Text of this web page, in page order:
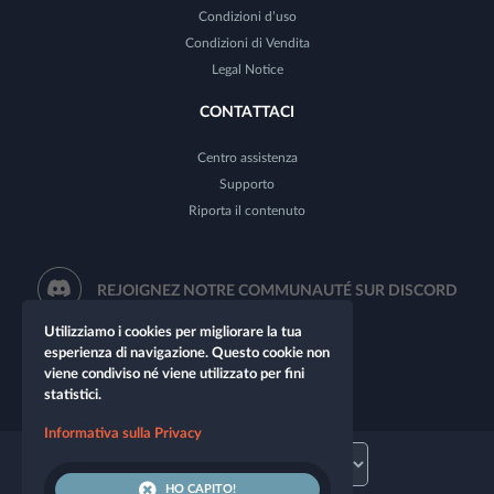
Condizioni d’uso
Condizioni di Vendita
Legal Notice
CONTATTACI
Centro assistenza
Supporto
Riporta il contenuto
REJOIGNEZ NOTRE COMMUNAUTÉ SUR DISCORD
Utilizziamo i cookies per migliorare la tua
esperienza di navigazione. Questo cookie non
viene condiviso né viene utilizzato per fini
statistici.
Informativa sulla Privacy
HO CAPITO!